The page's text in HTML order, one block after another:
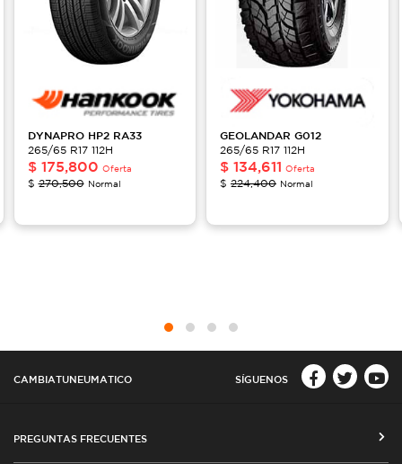
DYNAPRO HP2 RA33
265/65 R17 112H
$ 175,800 Oferta
$270,500 Normal
GEOLANDAR G012
265/65 R17 112H
$ 134,611 Oferta
$ 224,400 Normal
CAMBIATUNEUMATICO SÍGUENOS
PREGUNTAS FRECUENTES